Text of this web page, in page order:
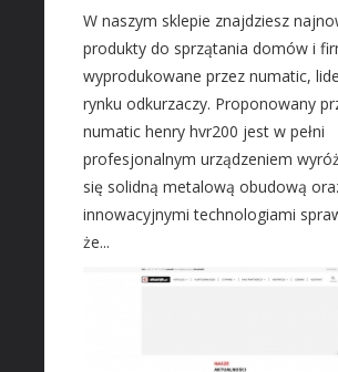
W naszym sklepie znajdziesz
produkty do sprzątania domów i
wyprodukowane przez numatic,
rynku odkurzaczy. Proponowany
numatic henry hvr200 jest w pełni
profesjonalnym urządzeniem
się solidną metalową obudową
innowacyjnymi technologiami
że...